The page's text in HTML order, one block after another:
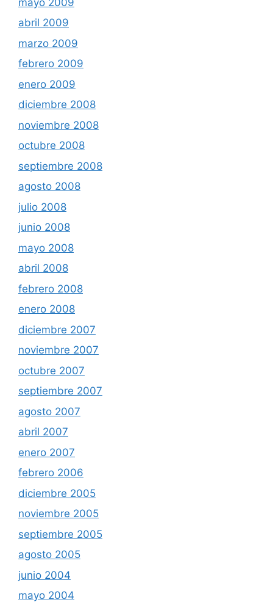
abril 2009
marzo 2009
febrero 2009
enero 2009
diciembre 2008
noviembre 2008
octubre 2008
septiembre 2008
agosto 2008
julio 2008
junio 2008
mayo 2008
abril 2008
febrero 2008
enero 2008
diciembre 2007
noviembre 2007
octubre 2007
septiembre 2007
agosto 2007
abril 2007
enero 2007
febrero 2006
diciembre 2005
noviembre 2005
septiembre 2005
agosto 2005
junio 2004
mayo 2004